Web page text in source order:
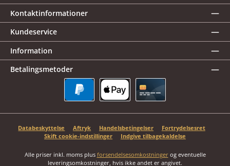
Kontaktinformationer
Kundeservice
Information
Betalingsmetoder
Databeskyttelse Aftryk Handelsbetingelser
Fortrydelsesret
Skift cookie-indstillinger
Indgive tilbagekaldelse
Alle priser inkl. moms plus forsendelsesomkostningerog eventuelle
leveringsomkostninger, hvis ikke andet er angivet.